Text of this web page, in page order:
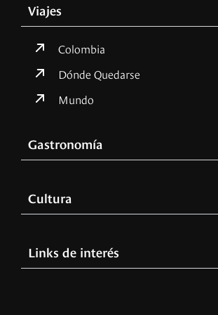
Viajes
Colombia
Dónde Quedarse
Mundo
Gastronomía
Cultura
Links de interés